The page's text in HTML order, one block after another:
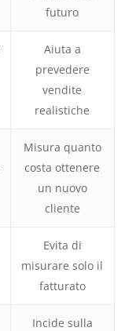
futuro
Aiuta a
prevedere
vendite
realistiche
Misura quanto
costa ottenere
un nuovo
cliente
Evita di
misurare solo il
fatturato
Incide sulla